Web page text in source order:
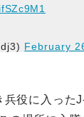
February
役に入った